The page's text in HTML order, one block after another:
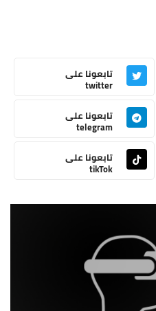
تابعونا على
twitter
تابعونا على
telegram
تابعونا على
tikTok